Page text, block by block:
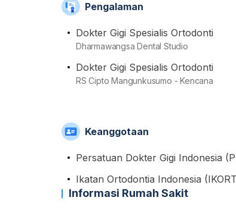
Pengalaman
Dokter Gigi Spesialis Ortodonti
Dharmawangsa Dental Studio
Dokter Gigi Spesialis Ortodonti
RS Cipto Mangunkusumo - Kencana
Keanggotaan
Persatuan Dokter Gigi Indonesia
Ikatan Ortodontia Indonesia
Informasi Rumah Sakit